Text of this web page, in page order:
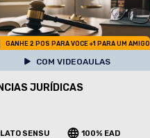
GANHE 2 POS PARA VOCE +1 PARA UM AMIGO
COM VIDEOAULAS
JURÍDICAS
LATO SENSU 100% EAD